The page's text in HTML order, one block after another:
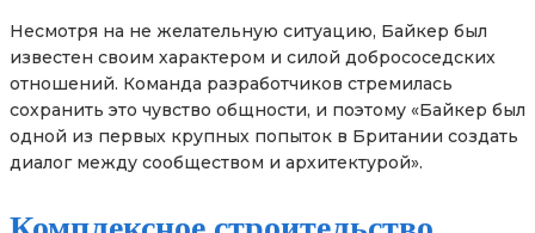
Несмотря на не желательную ситуацию, Байкер был
известен своим характером и силой добрососедских
отношений. Команда разработчиков стремилась
сохранить это чувство общности, и поэтому «Байкер был
одной из первых крупных попыток в Британии создать
диалог между сообществом и архитектурой».